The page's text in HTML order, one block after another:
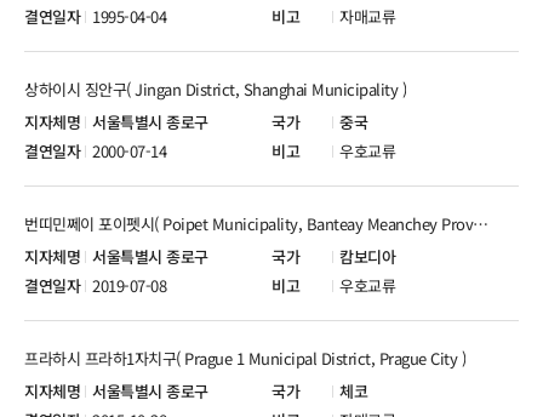
1995-04-04 자매교류
서울특별시 종로구 중국
상하이시 징안구( Jingan District, Shanghai Municipality )
2000-07-14 우호교류
서울특별시 종로구 캄보디아
번띠민쩨이 포이펫시( Poipet Municipality, Banteay Meanchey Province )
2019-07-08 우호교류
서울특별시 종로구 체코
프라하시 프라하1자치구( Prague 1 Municipal District, Prague City )